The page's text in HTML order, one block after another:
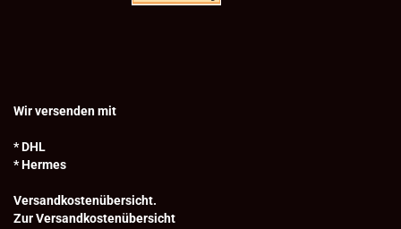
Wir versenden mit
* DHL
* Hermes
Versandkostenübersicht.
Zur Versandkostenübersicht